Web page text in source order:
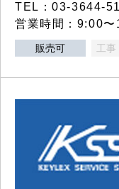
TEL：03-3644-
営業時間：9:00
販売可 工事